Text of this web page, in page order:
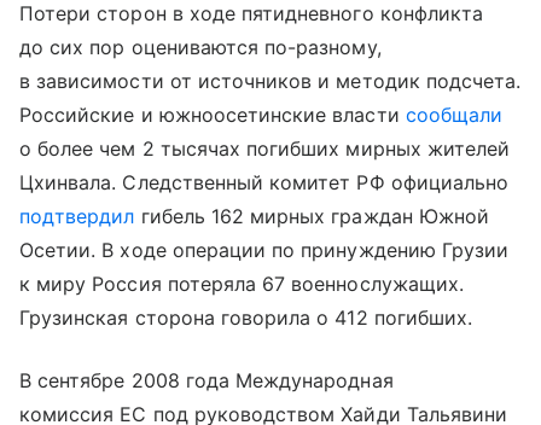
Потери сторон в ходе пятидневного конфликта
до сих пор оцениваются по-разному,
в зависимости от источников и методик подсчета.
Российские и южноосетинские власти сообщали
о более чем 2 тысячах погибших мирных жителей
Цхинвала. Следственный комитет РФ официально
подтвердил гибель 162 мирных граждан Южной
Осетии. В ходе операции по принуждению Грузии
к миру Россия потеряла 67 военнослужащих.
Грузинская сторона говорила о 412 погибших.
В сентябре 2008 года Международная
комиссия ЕС под руководством Хайди Тальявини